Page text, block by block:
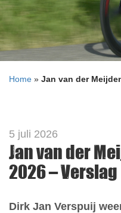
Home » Jan van der
5 juli 2026
Jan van der
2026 – Verslag
Dirk Jan Verspuij